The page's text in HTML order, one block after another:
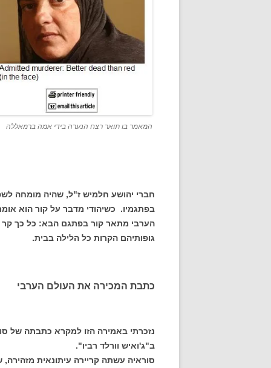
המאמר בו תואר רצח הנערה בידי אמה ברמאללה
חברי יהושע חלמיש ז"ל, שהיה מומחה
בפתגמיו. כשיהודי מדבר על קור הוא
הערבי מתאר קור בפתגם הבא: כל כך
גופותיהם הקרות כל הלילה בבית.
כתבת המכירה את העולם הערבי
ב"ג'ואיש וורלד רביו".
סוראיה עשתה קריירה עיתונאית